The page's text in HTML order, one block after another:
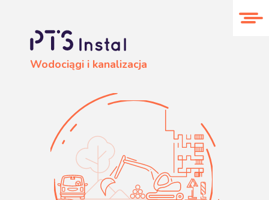
Wodociągi i kanalizacja
Kontakt